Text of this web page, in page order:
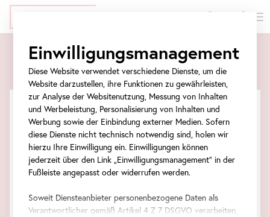
Navigation
springen
Formular
springen
Navigation
springen
Tickets
Einwilligungsmanagement
Diese Website verwendet verschiedene Dienste, um die
Website darzustellen, ihre Funktionen zu gewährleisten,
zur Analyse der Websitenutzung, Messung von Inhalten
und Werbeleistung, Personalisierung von Inhalten und
Werbung sowie der Einbindung externer Medien. Sofern
diese Dienste nicht technisch notwendig sind, holen wir
hierzu Ihre Einwilligung ein. Einwilligungen können
jederzeit über den Link „Einwilligungsmanagement“ in der
Fußleiste angepasst oder widerrufen werden.
Soweit Diensteanbieter personenbezogene Daten als
Verantwortlicher gemäß Artikel 4 Z 7 DSGVO verarbeiten,